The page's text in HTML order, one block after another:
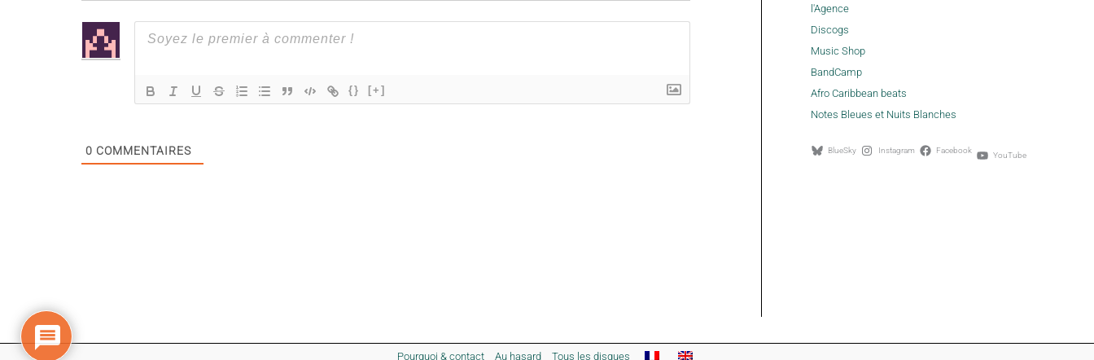
{} [+]
0 COMMENTAIRES
l'Agence
Discogs
Music Shop
BandCamp
Afro Caribbean beats
Notes Bleues et Nuits Blanches
BlueSky Instagram Facebook YouTube
Pourquoi & contact Au hasard Tous les disques